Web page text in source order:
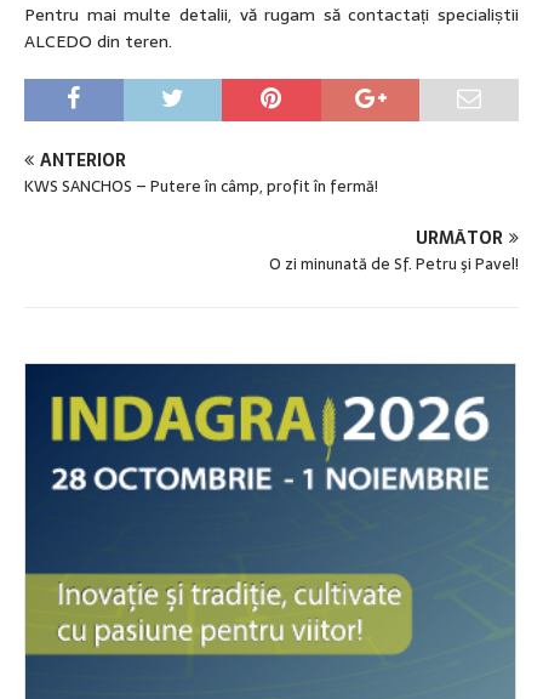
Pentru mai multe detalii, vă rugam să contactați specialiștii
ALCEDO din teren.
ANTERIOR
KWS SANCHOS – Putere în câmp, profit în fermă!
URMĂTOR
O zi minunată de Sf. Petru şi Pavel!